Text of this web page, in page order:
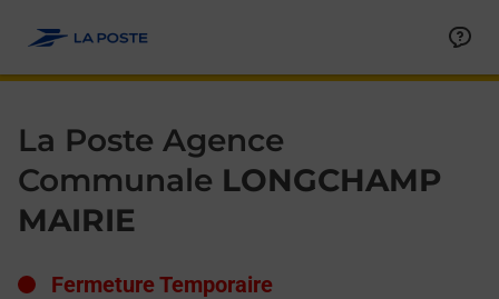
La Poste Agence
Communale LONGCHAMP
MAIRIE
Fermeture Temporaire